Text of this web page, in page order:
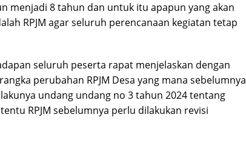
menjadi 8 tahun dan untuk itu apapun yang akan
RPJM agar seluruh perencanaan kegiatan tetap
seluruh peserta rapat menjelaskan dengan
perubahan RPJM Desa yang mana sebelumnya
undang undang no 3 tahun 2024 tentang
RPJM sebelumnya perlu dilakukan revisi